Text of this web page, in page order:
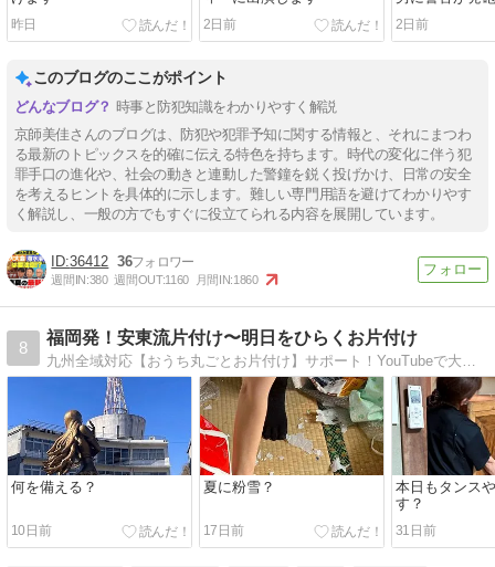
昨日
2日前
2日前
このブログのここがポイント
時事と防犯知識をわかりやすく解説
京師美佳さんのブログは、防犯や犯罪予知に関する情報と、それにまつわ
る最新のトピックスを的確に伝える特色を持ちます。時代の変化に伴う犯
罪手口の進化や、社会の動きと連動した警鐘を鋭く投げかけ、日常の安全
を考えるヒントを具体的に示します。難しい専門用語を避けてわかりやす
く解説し、一般の方でもすぐに役立てられる内容を展開しています。
36412 36
週間IN:380 週間OUT:1160 月間IN:1860
8
福岡発！安東流片付け〜明日をひらくお片付け
九州全域対応【おうち丸ごとお片付け】サポート！YouTubeで大人気の安東英子先生直伝のお片付けで、家族みんなが無理なく片付けられる仕組みづくりを美しい暮らしのアドバイザーと一緒にしてみませんか？
何を備える？
10日前
夏に粉雪？
17日前
本日もタンス
す？
31日前